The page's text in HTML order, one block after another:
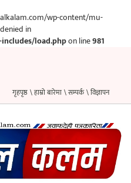
wp-content/mu-
in
load.phpon line981
\ विज्ञापन
\ सम्पर्क
\ हाम्रो बारेमा
गृहपृष्ठ